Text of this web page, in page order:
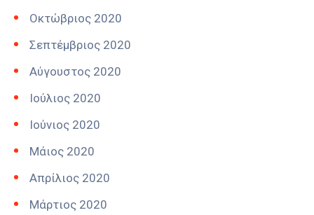
Οκτώβριος 2020
Σεπτέμβριος 2020
Αύγουστος 2020
Ιούλιος 2020
Ιούνιος 2020
Μάιος 2020
Απρίλιος 2020
Μάρτιος 2020